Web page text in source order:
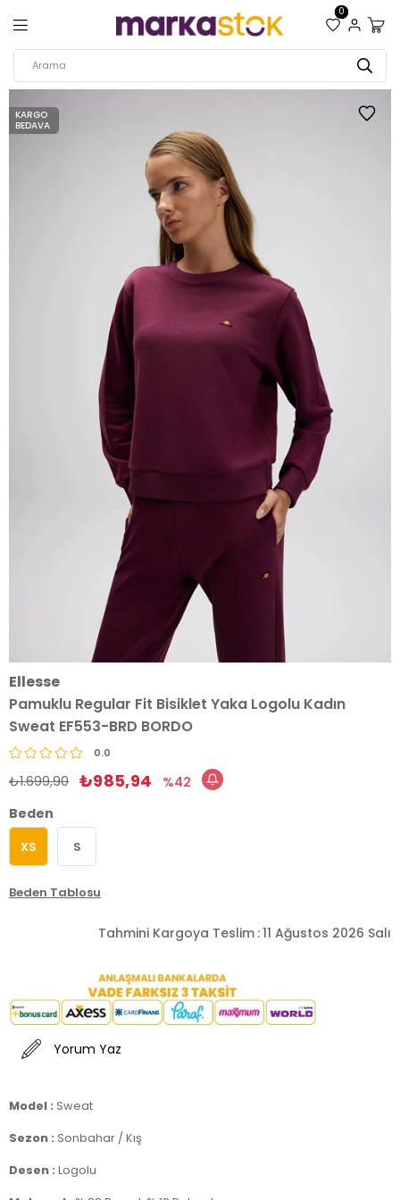
0
KARGO
BEDAVA
Ellesse
Pamuklu Regular Fit Bisiklet Yaka Logolu Kadın
Sweat EF553-BRD BORDO
0.0
₺1.699,90 ₺985,94
42
Beden
XS S
Beden Tablosu
Tahmini Kargoya Teslim :11 Ağustos 2026 Salı
Yorum Yaz
Model : Sweat
Sezon : Sonbahar / Kış
Desen : Logolu